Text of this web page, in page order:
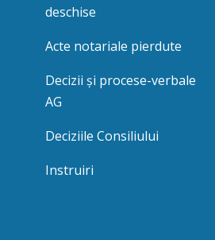
deschise
Acte notariale pierdute
Decizii și procese-verbale
AG
Deciziile Consiliului
Instruiri